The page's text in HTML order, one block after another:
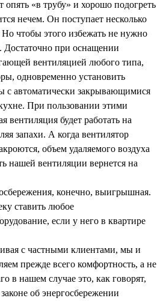
опять «в трубу» и хорошо подогреть
нечем. Он поступает несколько
чтобы этого избежать не нужно
Достаточно при оснащении
вентиляцией любого типа,
одновременно установить
с автоматически закрывающимися
При пользовании этими
будет работать на
запахи. А когда вентилятор
объем удаляемого воздуха
нашей вентиляции вернется на
конечно, выигрышная.
ставить любое
если у него в квартире
с частными клиентами, мы и
прежде всего комфортность, а не
в нашем случае это, как говорят,
об энергосбережении